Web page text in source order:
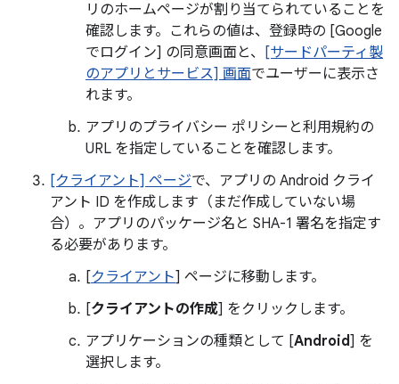
リのホームページが割り当てられていることを
確認します。これらの値は、登録時の [Google
でログイン] の同意画面と、
[サードパーティ製
のアプリとサービス] 画面でユーザーに表示さ
れます。
アプリのプライバシー ポリシーと利用規約の
URL を指定していることを確認します。
[クライアント] ページで、アプリの Android クライ
アント ID を作成します（まだ作成していない場
合）。アプリのパッケージ名と SHA-1 署名を指定す
る必要があります。
[クライアント] ページに移動します。
[クライアントの作成] をクリックします。
アプリケーションの種類として [Android] を
選択します。